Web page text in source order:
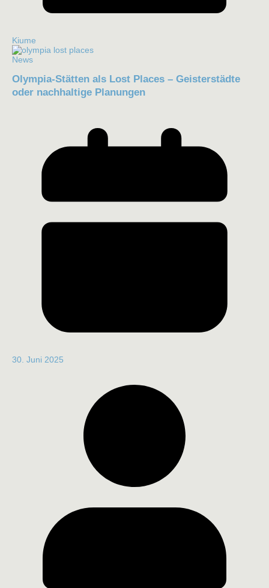
Kiume
News
Olympia-Stätten als Lost Places – Geisterstädte
oder nachhaltige Planungen
30. Juni 2025